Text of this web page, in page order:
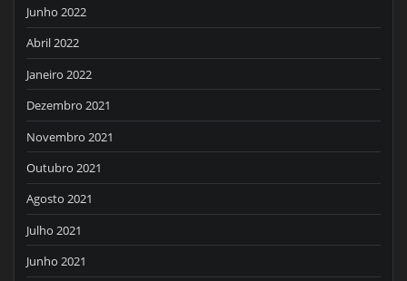
Junho 2022
Abril 2022
Janeiro 2022
Dezembro 2021
Novembro 2021
Outubro 2021
Agosto 2021
Julho 2021
Junho 2021